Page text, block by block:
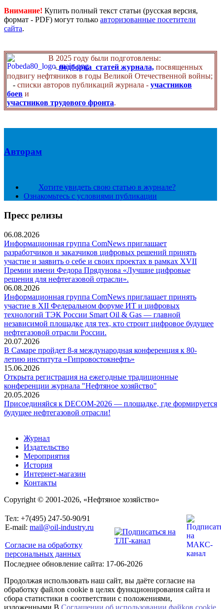
Внимание! Купить полный текст статьи (русская версия,
формат - PDF) могут только авторизованные посетители
сайта.
В 2025 году были подготовлены:
- подборка статей журнала, посвященных
подвигу нефтяников в годы Великой Отечественной войны;
- списки авторов публикаций журнала - участников
боев и
участников трудового фронта.
Авторам
Хотите увидеть свою статью в журнале?
Ознакомьтесь с условиями публикации
Пресс релизы
06.08.2026
Информационная группа ComNews приглашает
разработчиков и заказчиков цифровых решений принять
участие и заявить о себе и своих проектах в рамках XVII
Премии имени Федора Прядунова «Лучшие цифровые
решения для нефтегазовой отрасли».
06.08.2026
Информационная группа ComNews приглашает принять
участие в XII Федеральном форуме ИТ и цифровых
технологий ТЭК России Smart Oil & Gas — главной
независимой площадке для тех, кто строит цифровое будущее
нефтегазовой отрасли России.
20.07.2026
В Самаре пройдет 8-я международная конференция к 80-
летию института «Гипровостокнефть»
15.06.2026
Открыта регистрация на ежегодные традиционные
конференции журнала "Нефтяное хозяйство"
20.05.2026
Присоединяйся к DECOM-2026 — площадке, где формируется
будущее нефтегазовой отрасли!
Журнал
Издательство
Мероприятия
История
Интернет-магазин
Контакты
Copyright © 2001-2026, «Нефтяное хозяйство»
Тел: +7(495) 247-50-90/91
E-mail: mail@oil-industry.ru
Согласие на обработку
персональных данных
Последнее обновление сайта: 17-06-2026
Продолжая использовать наш сайт, вы даёте согласие на
обработку файлов cookie в целях функционирования сайта и
сбора статистики в соответствии с положениями,
изложенными В Соглашении об использовании файkов cookie